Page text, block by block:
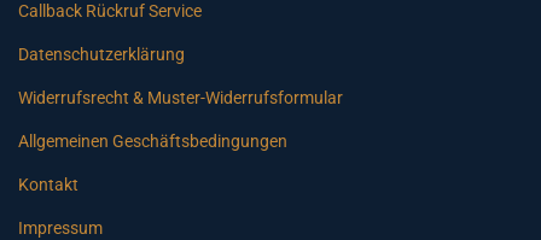
Callback Rückruf Service
Datenschutzerklärung
Widerrufsrecht & Muster-Widerrufsformular
Allgemeinen Geschäftsbedingungen
Kontakt
Impressum